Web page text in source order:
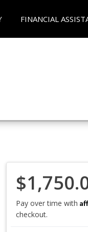
FINANCIAL
Pay over time with
checkout.